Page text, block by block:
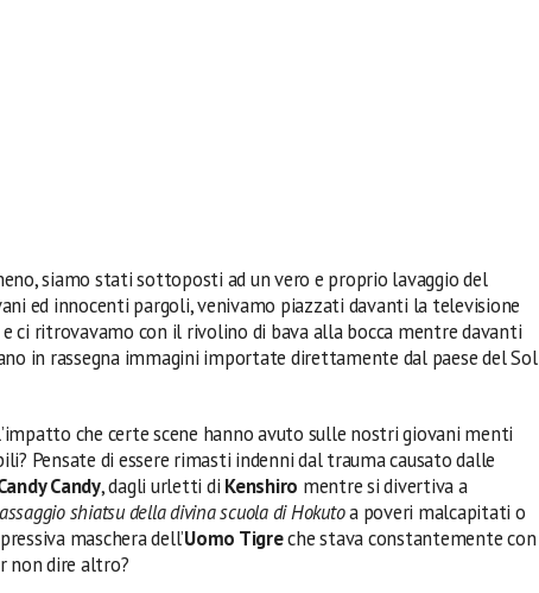
siamo stati sottoposti ad un vero e proprio lavaggio del
ed innocenti pargoli, venivamo piazzati davanti la televisione
ci ritrovavamo con il rivolino di bava alla bocca mentre davanti
in rassegna immagini importate direttamente dal paese del Sol
che certe scene hanno avuto sulle nostri giovani menti
Pensate di essere rimasti indenni dal trauma causato dalle
Candy, dagli urletti di Kenshiro mentre si divertiva a
shiatsu della divina scuola di Hokutoa poveri malcapitati o
maschera dell’Uomo Tigreche stava constantemente con
non dire altro?